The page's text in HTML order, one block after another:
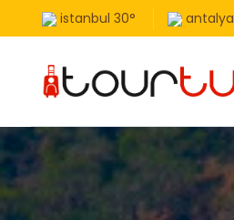
istanbul 30° antalya